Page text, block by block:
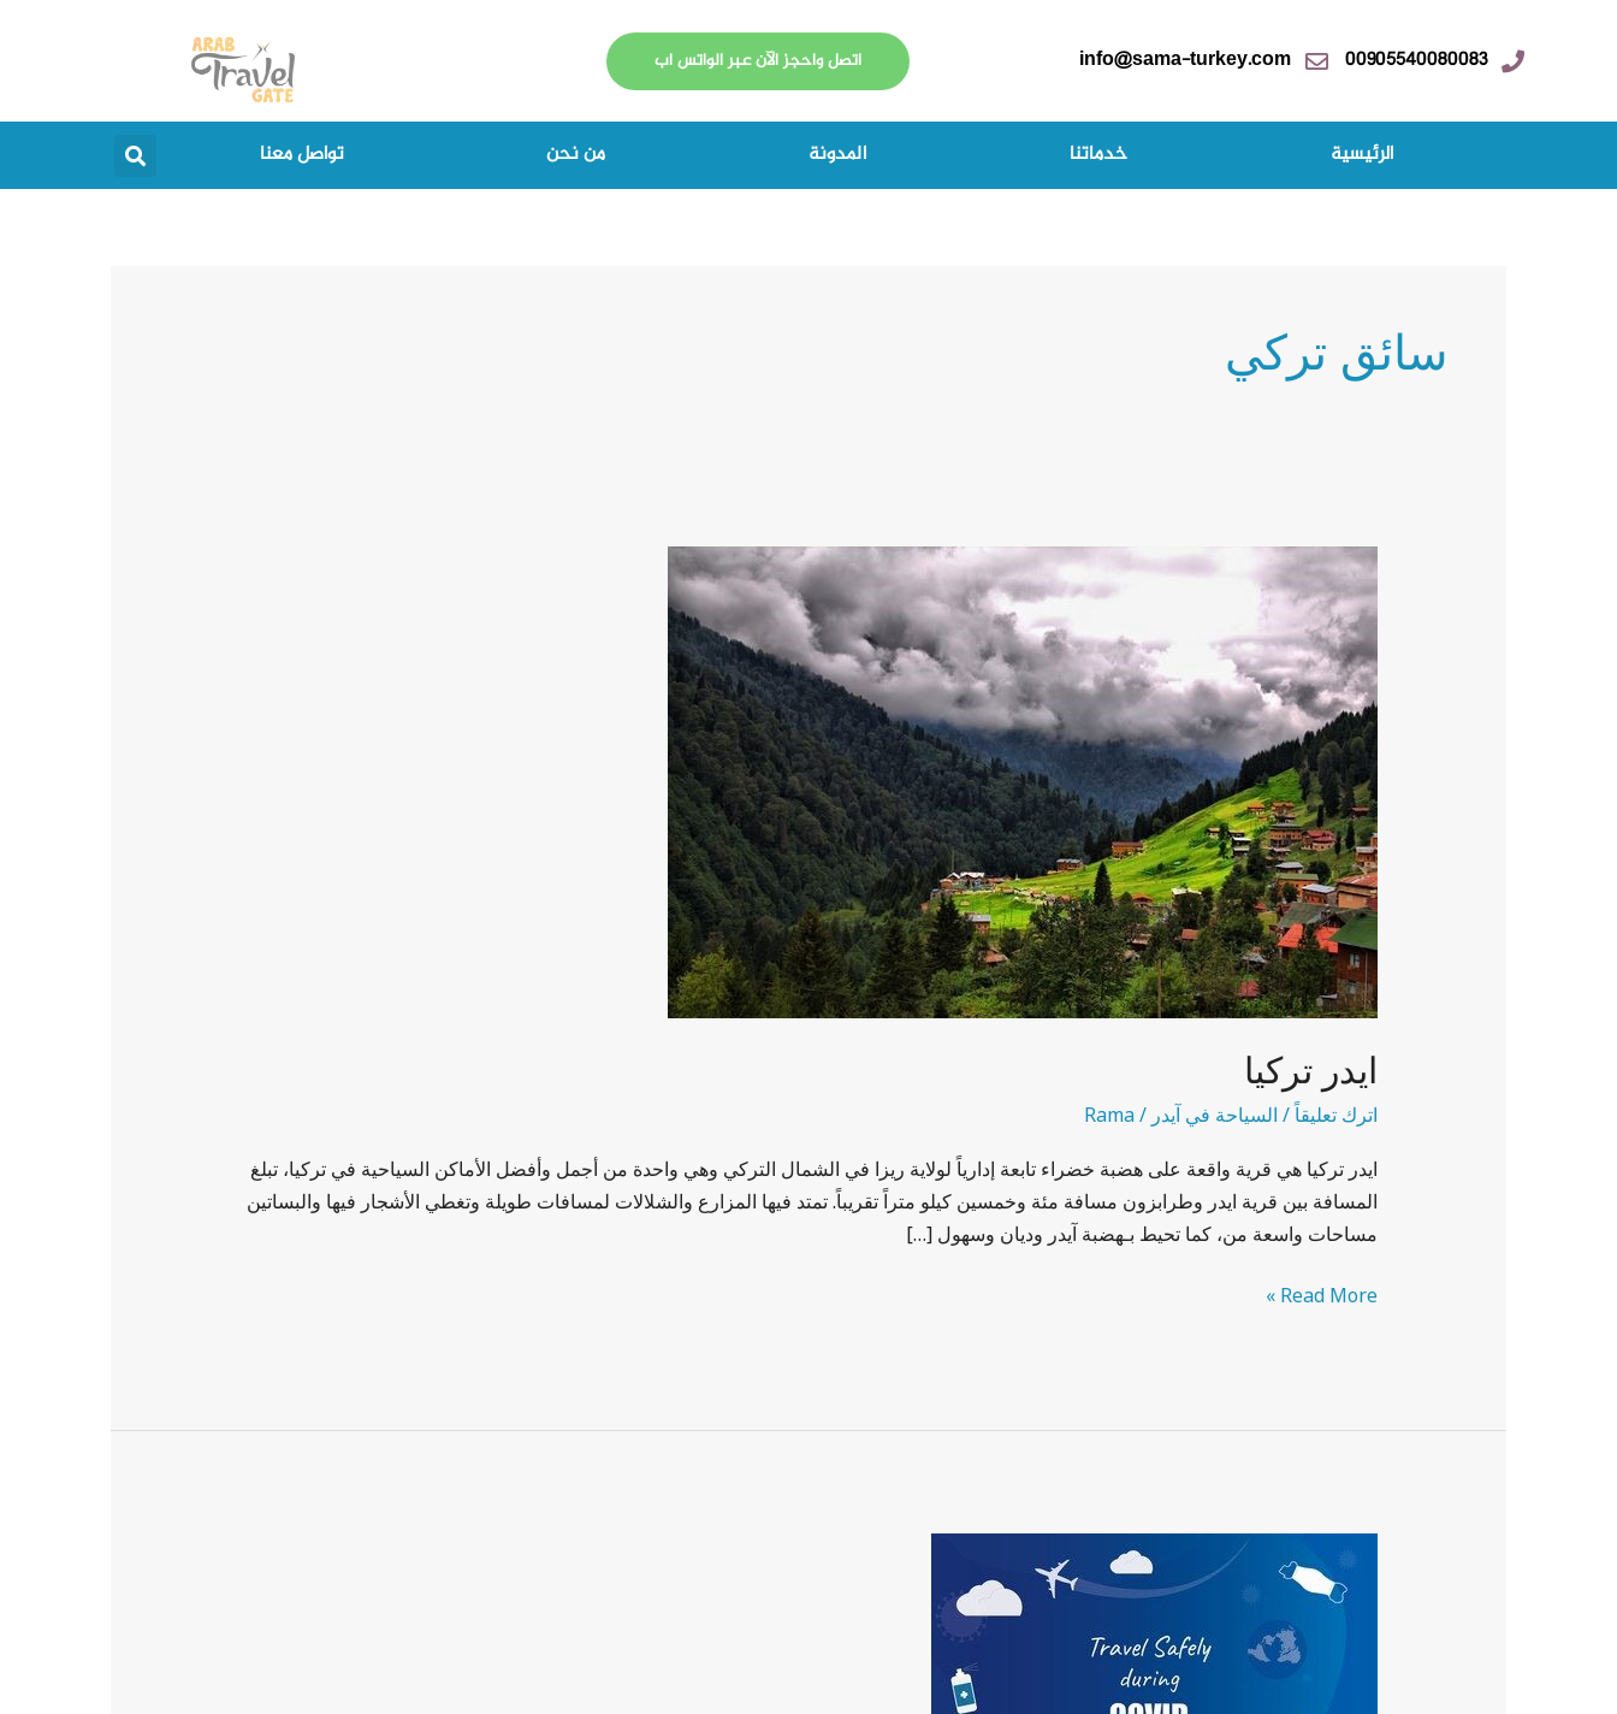
00905540080083
info@sama-turkey.com اتصل واحجز الآن عبر الواتس اب
الرئيسية خدماتنا المدونة من نحن تواصل معنا Search
سائق تركي
ايدر تركيا
اترك تعليقاً/ السياحة في آيدر /
Rama
ايدر تركيا هي قرية واقعة على هضبة خضراء تابعة إدارياً لولاية ريزا في الشمال التركي وهي واحدة من أجمل وأفضل الأماكن السياحية في تركيا، تبلغ
المسافة بين قرية ايدر وطرابزون مسافة مئة وخمسين كيلو متراً تقريباً. تمتد فيها المزارع والشلالات لمسافات طويلة وتغطي الأشجار فيها والبساتين
مساحات واسعة من، كما تحيط بـهضبة آيدر وديان وسهول […]
ايدر
تركيا
Read More »
السياحة
الآمنة